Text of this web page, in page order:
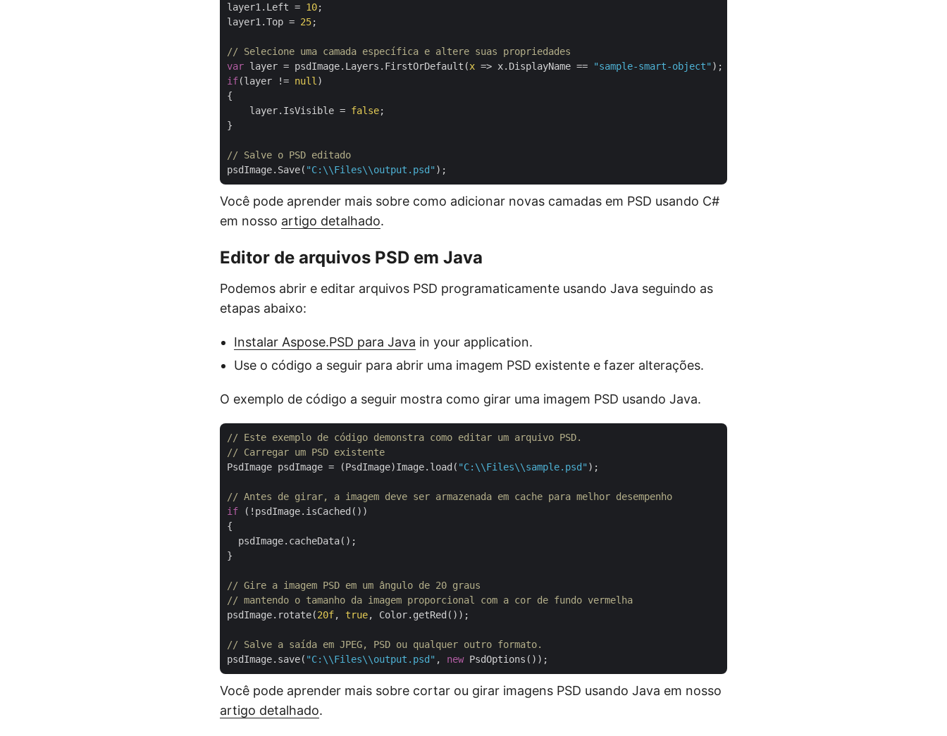
layer1.Left = 10;
layer1.Top = 25;
// Selecione uma camada específica e altere suas propriedades
var layer = psdImage.Layers.FirstOrDefault(x => x.DisplayName == "sample-smart-object"
if(layer != null )
{
    layer.IsVisible =
false;
}
// Salve o PSD editado
psdImage.Save( "C:\\Files\\output.psd"
Você pode aprender mais sobre como adicionar novas camadas em PSD usando C#
em nosso artigo detalhado.
Editor de arquivos PSD em Java
Podemos abrir e editar arquivos PSD programaticamente usando Java seguindo as
etapas abaixo:
Instalar Aspose.PSD para Java in your application.
Use o código a seguir para abrir uma imagem PSD existente e fazer alterações.
O exemplo de código a seguir mostra como girar uma imagem PSD usando Java.
// Este exemplo de código demonstra como editar um arquivo PSD.
// Carregar um PSD existente
PsdImage psdImage = (PsdImage)Image.load( "C:\\Files\\sample.psd" );
// Antes de girar, a imagem deve ser armazenada em cache para melhor desempenho
if (!psdImage.isCached())
{
  psdImage.cacheData();
}
// Gire a imagem PSD em um ângulo de 20 graus
// mantendo o tamanho da imagem proporcional com a cor de fundo vermelha
psdImage.rotate(20f, true, Color.getRed());
// Salve a saída em JPEG, PSD ou qualquer outro formato.
psdImage.save( "C:\\Files\\output.psd" , new
Você pode aprender mais sobre cortar ou girar imagens PSD usando Java em nosso
artigo detalhado.